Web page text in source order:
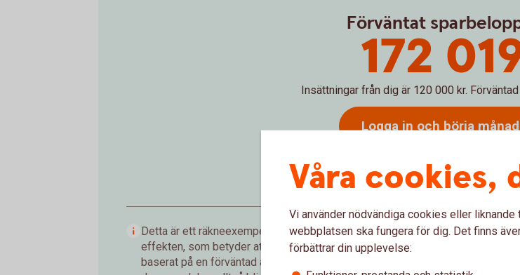
Förväntat
172
Insättningar från dig är 120 000 kr.
Logga in och börja
Detta är ett räkneexempel som visar hur ditt månadssparande i fonder
effekten, som betyder att du tjänar pengar både på de pengar du själv satt in
baserat på en förväntad årsavkastning. Den faktiska avkastningen beror på
Våra cookies,
Vi använder nödvändiga cookies eller
webbplatsen ska fungera för dig. Det finns
förbättrar din upplevelse: